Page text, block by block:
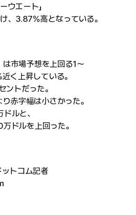
ウエート」
、3.87%高となっている。
市場予想を上回る1〜
く上昇している。
ントだった。
赤字幅は小さかった。
ルと、
ドルを上回った。
トコム記者